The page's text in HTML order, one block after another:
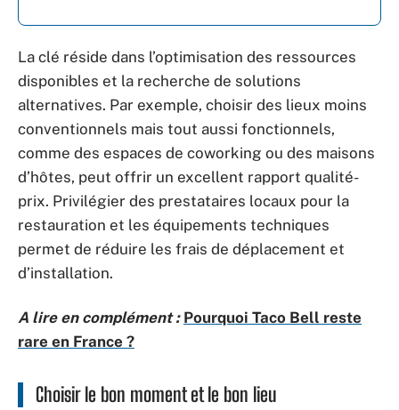
La clé réside dans l’optimisation des ressources
disponibles et la recherche de solutions
alternatives. Par exemple, choisir des lieux moins
conventionnels mais tout aussi fonctionnels,
comme des espaces de coworking ou des maisons
d’hôtes, peut offrir un excellent rapport qualité-
prix. Privilégier des prestataires locaux pour la
restauration et les équipements techniques
permet de réduire les frais de déplacement et
d’installation.
A lire en complément : Pourquoi Taco Bell reste
rare en France ?
Choisir le bon moment et le bon lieu